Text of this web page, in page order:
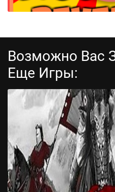
Свиньи
Возможно Вас
Еще Игры: